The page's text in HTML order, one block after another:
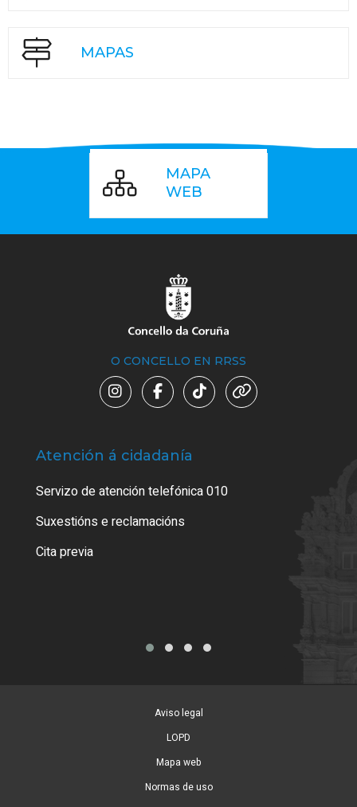
MAPAS
MAPA
WEB
O CONCELLO EN RRSS
Atención á cidadanía
Servizo de atención telefónica 010
Suxestións e reclamacións
Cita previa
Aviso legal
LOPD
Mapa web
Normas de uso